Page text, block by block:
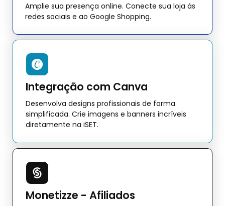
Amplie sua presença online. Conecte sua loja às
redes sociais e ao Google Shopping.
Integração com Canva
Desenvolva designs profissionais de forma
simplificada. Crie imagens e banners incríveis
diretamente na iSET.
Monetizze - Afiliados